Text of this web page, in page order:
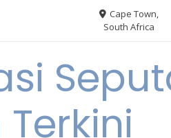
Cape Town,
South Africa